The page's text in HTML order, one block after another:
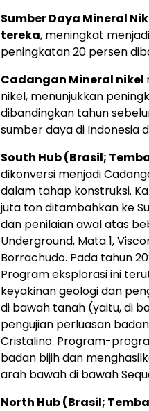
Sumber Daya Mineral
tereka, meningkat
peningkatan 20 persen
Cadangan Mineral nikel
nikel, menunjukkan
dibandingkan tahun
sumber daya di Indonesia
South Hub (Brasil;
dikonversi menjadi
dalam tahap konstruksi.
juta ton ditambahkan ke
dan penilaian awal atas
Underground, Mata 1,
Borrachudo. Pada tahun
Program eksplorasi ini
keyakinan geologi dan
di bawah tanah (yaitu, di
pengujian perluasan
Cristalino. Program-
badan bijih dan
arah bawah di bawah
North Hub (Brasil;